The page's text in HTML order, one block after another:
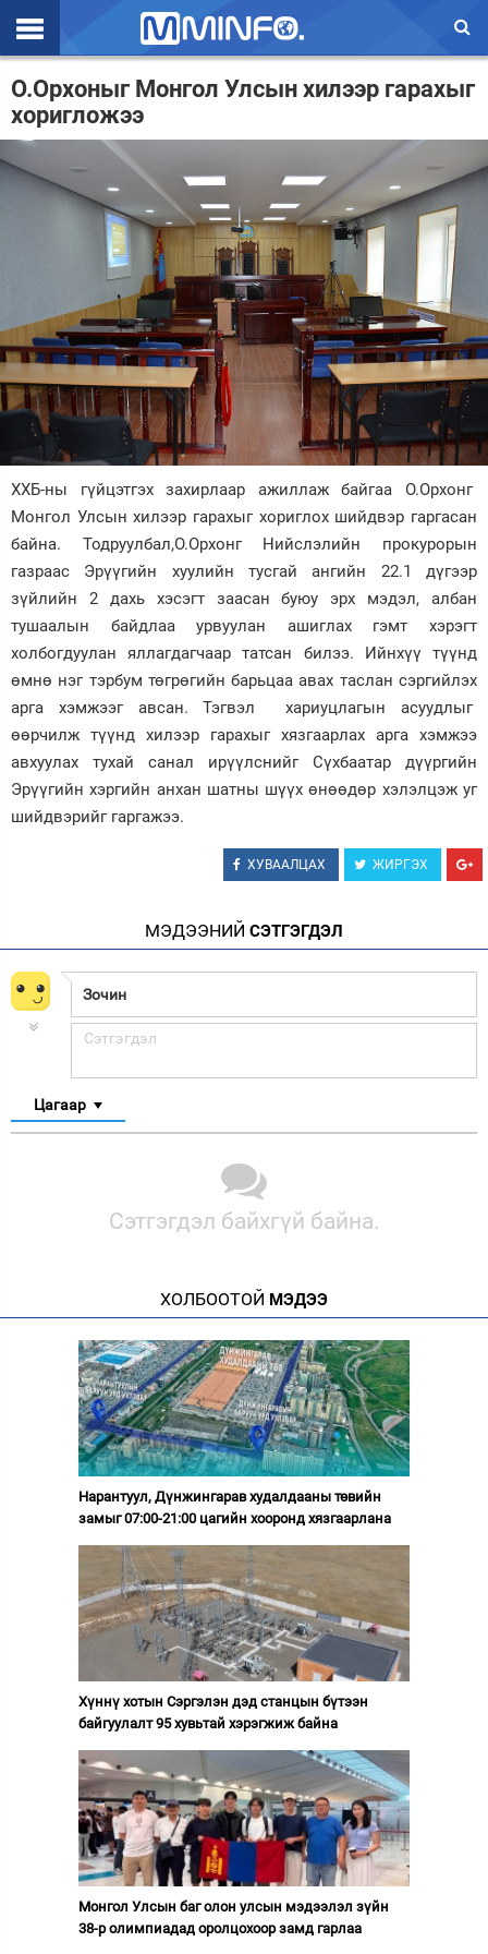
Эхлэл
Цаг агаар
Валют ханш
Спорт
Нийгэм
Дэлхий
Зурхай
О.Орхоныг Монгол Улсын хилээр гарахыг
хоригложээ
ХХБ-ны гүйцэтгэх захирлаар ажиллаж байгаа О.Орхонг
Монгол Улсын хилээр гарахыг хориглох шийдвэр гаргасан
байна. Тодруулбал,О.Орхонг Нийслэлийн прокурорын
газраас Эрүүгийн хуулийн тусгай ангийн 22.1 дүгээр
зүйлийн 2 дахь хэсэгт заасан буюу эрх мэдэл, албан
тушаалын байдлаа урвуулан ашиглах гэмт хэрэгт
холбогдуулан яллагдагчаар татсан билээ. Ийнхүү түүнд
өмнө нэг тэрбум төгрөгийн барьцаа авах таслан сэргийлэх
арга хэмжээг авсан. Тэгвэл хариуцлагын асуудлыг
өөрчилж түүнд хилээр гарахыг хязгаарлах арга хэмжээ
авхуулах тухай санал ирүүлснийг Сүхбаатар дүүргийн
Эрүүгийн хэргийн анхан шатны шүүх өнөөдөр хэлэлцэж уг
шийдвэрийг гаргажээ.
ХУВААЛЦАХ ЖИРГЭХ
МЭДЭЭНИЙ СЭТГЭГДЭЛ
Цагаар
Сэтгэгдэл байхгүй байна.
ХОЛБООТОЙ МЭДЭЭ
Нарантуул, Дүнжингарав худалдааны төвийн
замыг 07:00-21:00 цагийн хооронд хязгаарлана
Хүннү хотын Сэргэлэн дэд станцын бүтээн
байгуулалт 95 хувьтай хэрэгжиж байна
Монгол Улсын баг олон улсын мэдээлэл зүйн
38-р олимпиадад оролцохоор замд гарлаа